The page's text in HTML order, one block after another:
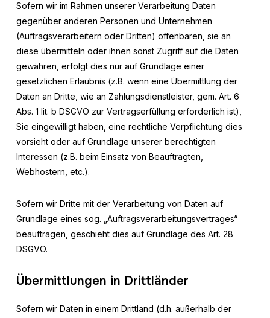
Sofern wir im Rahmen unserer Verarbeitung Daten
gegenüber anderen Personen und Unternehmen
(Auftragsverarbeitern oder Dritten) offenbaren, sie an
diese übermitteln oder ihnen sonst Zugriff auf die Daten
gewähren, erfolgt dies nur auf Grundlage einer
gesetzlichen Erlaubnis (z.B. wenn eine Übermittlung der
Daten an Dritte, wie an Zahlungsdienstleister, gem. Art. 6
Abs. 1 lit. b DSGVO zur Vertragserfüllung erforderlich ist),
Sie eingewilligt haben, eine rechtliche Verpflichtung dies
vorsieht oder auf Grundlage unserer berechtigten
Interessen (z.B. beim Einsatz von Beauftragten,
Webhostern, etc.).
Sofern wir Dritte mit der Verarbeitung von Daten auf
Grundlage eines sog. „Auftragsverarbeitungsvertrages“
beauftragen, geschieht dies auf Grundlage des Art. 28
DSGVO.
Übermittlungen in Drittländer
Sofern wir Daten in einem Drittland (d.h. außerhalb der